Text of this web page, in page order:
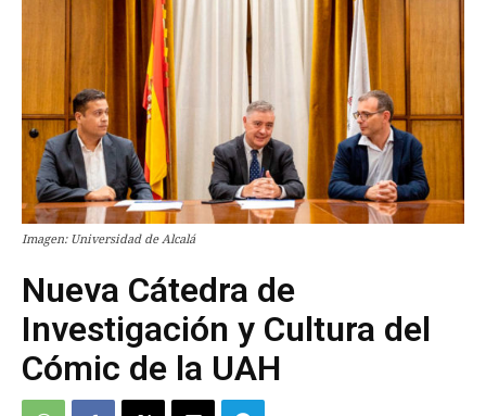
Imagen: Universidad de Alcalá
Nueva Cátedra de
Investigación y Cultura del
Cómic de la UAH